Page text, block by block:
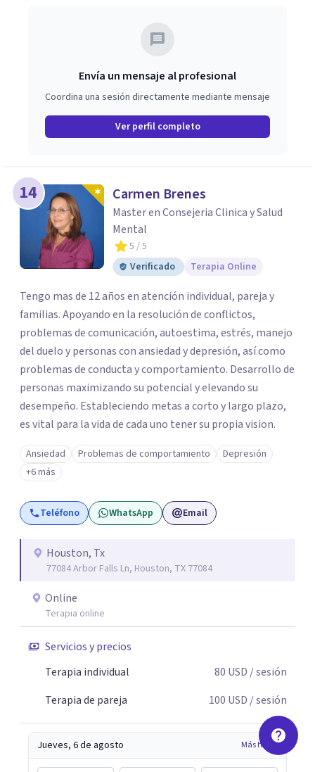
Envía un mensaje al profesional
Coordina una sesión directamente mediante mensaje
Ver perfil completo
14 Carmen Brenes
Master en Consejeria Clinica y Salud
Mental
5 / 5
Verificado
Terapia Online
Tengo mas de 12 años en atención individual, pareja y
familias. Apoyando en la resolución de conflictos,
problemas de comunicación, autoestima, estrés, manejo
del duelo y personas con ansiedad y depresión, así como
problemas de conducta y comportamiento. Desarrollo de
personas maximizando su potencial y elevando su
desempeño. Estableciendo metas a corto y largo plazo,
es vital para la vida de cada uno tener su propia vision.
Ansiedad Problemas de comportamiento
Depresión
+6 más
Teléfono WhatsApp Email
Houston, Tx
77084 Arbor Falls Ln, Houston, TX 77084
Online
Terapia online
Servicios y precios
Terapia individual
80 USD / sesión
Terapia de pareja
100 USD / sesión
Jueves, 6 de agosto Más horas